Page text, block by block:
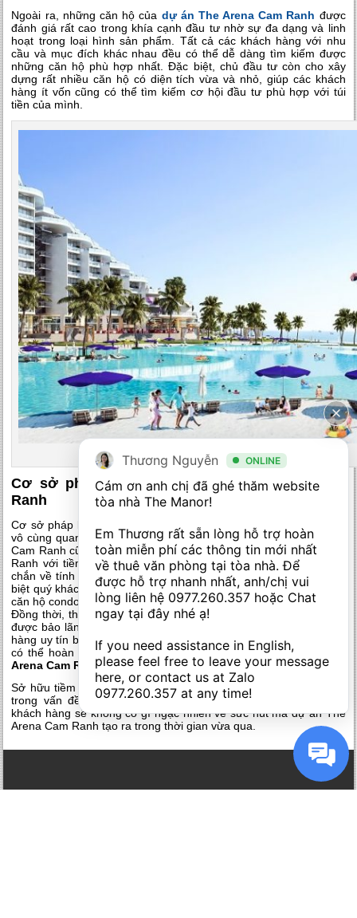
Ngoài ra, những căn hộ của dự án The Arena Cam Ranh được
đánh giá rất cao trong khía cạnh đầu tư nhờ sự đa dạng và linh
hoạt trong loại hình sản phẩm. Tất cả các khách hàng với nhu
cầu và mục đích khác nhau đều có thể dễ dàng tìm kiếm được
những căn hộ phù hợp nhất. Đặc biệt, chủ đầu tư còn cho xây
dựng rất nhiều căn hộ có diện tích vừa và nhỏ, giúp các khách
hàng ít vốn cũng có thể tìm kiếm cơ hội đầu tư phù hợp với túi
tiền của mình.
dự án The Arena Cam Ranh
Cơ sở pháp lý hoàn hảo của The Arena Cam
Ranh
Cơ sở pháp lý minh bạch của một dự án là “liều thuốc tinh thần”
vô cùng quan trọng đối với các khách hàng đầu tư vàThe Arena
Cam Ranhcũng không ngoại lệ. Công ty Cổ phần Trần Thái Cam
Ranh với tiềm lực tài chính khổng lồ của mình đã cam kết chắc
chắn về tính pháp lý cho những sản phẩm căn hộ của mình. Đặc
biệt quý khách hàng còn được quyền sở hữu đất 50 năm cho các
căn hộ condotel và sở hữu lâu dài cho các căn biệt thự của dự án.
Đồng thời, theo những thông tin chính thức từ chủ đầu tư, dự án
được bảo lãnh tiến độ bởi Vietinbank – Một trong số những ngân
hàng uy tín bậc nhất Việt Nam hiện nay. Nhờ đó, quý khách hàng
có thể hoàn toàn yên tâm về chất lượng cũng nhưtiến độ The
Arena Cam Ranh.
Sở hữu tiềm năng đầu tư ấn tượng cùng sự minh bạch, rõ ràng
trong vấn đề pháp lý cũng như quyền sở hữu, chắc hắn quý
khách hàng sẽ không có gì ngạc nhiên về sức hút màdự án The
Arena Cam Ranh tạo ra trong thời gian vừa qua.
Thương Nguyễn ONLINE
Cám ơn anh chị đã ghé thăm website
tòa nhà The Manor!
Em Thương rất sẵn lòng hỗ trợ hoàn
toàn miễn phí các thông tin mới nhất
về thuê văn phòng tại tòa nhà. Để
được hỗ trợ nhanh nhất, anh/chị vui
lòng liên hệ 0977.260.357 hoặc Chat
ngay tại đây nhé ạ!
If you need assistance in English,
please feel free to leave your message
0977.260.357 at any time!